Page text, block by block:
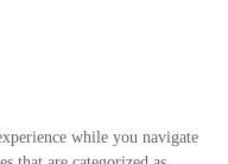
while you navigate